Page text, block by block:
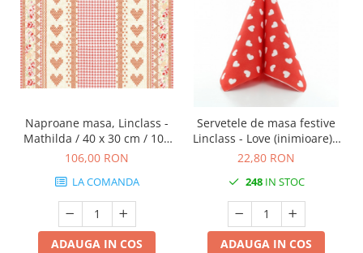
Naproane masa, Linclass -
Mathilda / 40 x 30 cm / 100
buc
106,00 RON
LA COMANDA
ADAUGA IN COS
Servetele de masa festive
Linclass - Love (inimioare) /
40 x 40 cm / 12 buc
22,80 RON
248IN STOC
ADAUGA IN COS